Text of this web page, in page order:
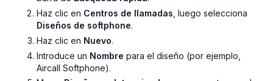
Haz clic en Centros de llamadas , luego selecciona
Diseños de softphone.
Haz clic en Nuevo.
Introduce un Nombre para el diseño (por ejemplo,
Aircall Softphone).